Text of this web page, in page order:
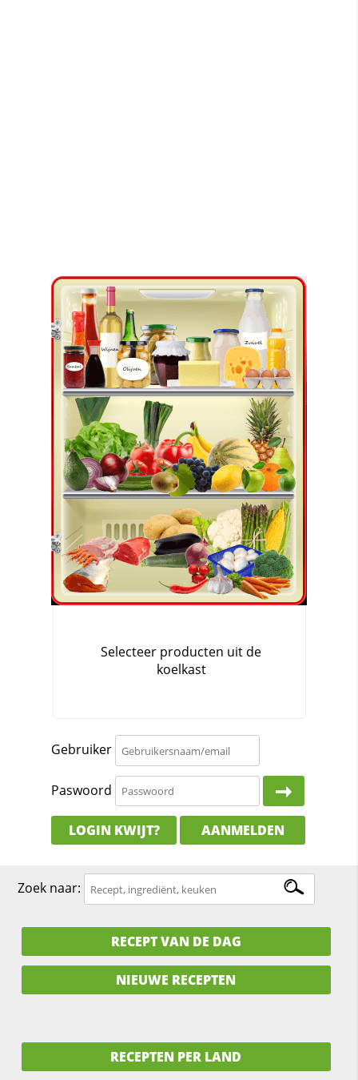
Gebruiker
Paswoord
LOGIN KWIJT? AANMELDEN
Zoek naar:
RECEPT VAN DE DAG
NIEUWE RECEPTEN
RECEPTEN PER LAND